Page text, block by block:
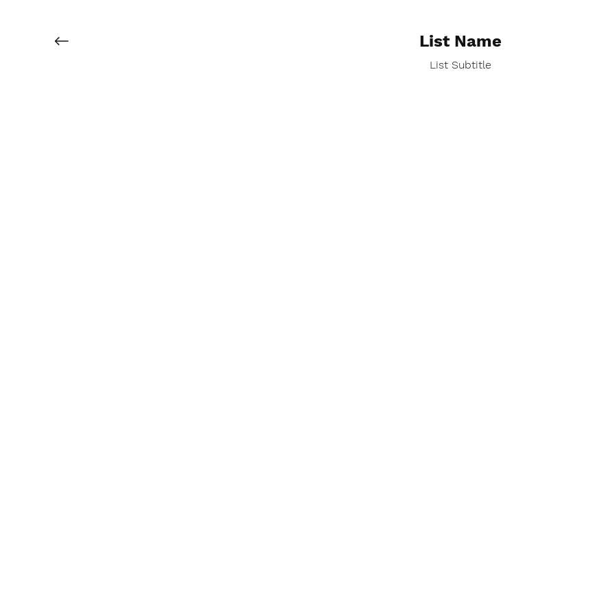
List Subtitle
List Name